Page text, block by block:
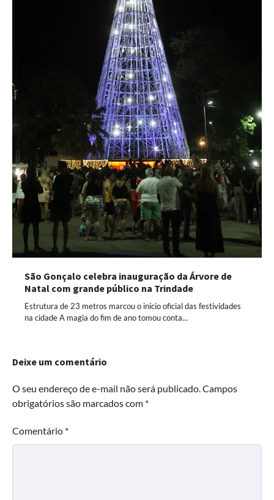
São Gonçalo celebra inauguração da Árvore de
Natal com grande público na Trindade
Estrutura de 23 metros marcou o início oficial das festividades
na cidade A magia do fim de ano tomou conta…
Deixe um comentário
O seu endereço de e-mail não será publicado. Campos
obrigatórios são marcados com *
Comentário *